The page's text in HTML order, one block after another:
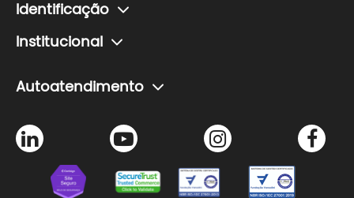
Teste seu certificado
Agendamento de certificado
Esqueci minha senha
Como fazer um agendamento de certificado
Identificação
Institucional
Trabalhe Conosco
Autoatendimento
Instalação de certificado
Meus pedidos